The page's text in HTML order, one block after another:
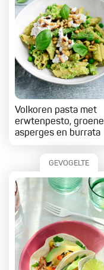
Volkoren pasta met
erwtenpesto, groene
asperges en burrata
GEVOGELTE